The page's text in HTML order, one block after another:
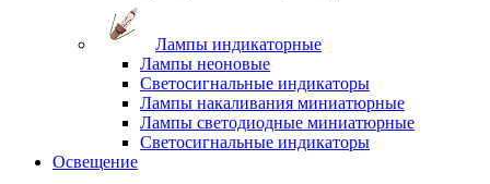
Лампы индикаторные
Лампы неоновые
Светосигнальные индикаторы
Лампы накаливания миниатюрные
Лампы светодиодные миниатюрные
Светосигнальные индикаторы
Освещение